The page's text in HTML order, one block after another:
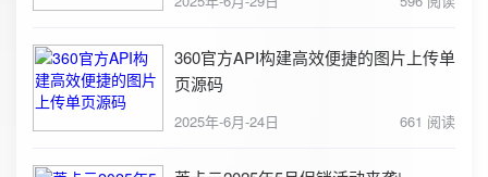
360官方API构建高效便捷的图片上传单
页源码
2025年-6月-24日 661 阅读